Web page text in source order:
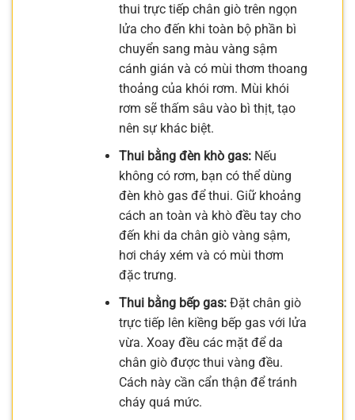
thui trực tiếp chân giò trên ngọn
lửa cho đến khi toàn bộ phần bì
chuyển sang màu vàng sậm
cánh gián và có mùi thơm thoang
thoảng của khói rơm. Mùi khói
rơm sẽ thấm sâu vào bì thịt, tạo
nên sự khác biệt.
Thui bằng đèn khò gas:Nếu
không có rơm, bạn có thể dùng
đèn khò gas để thui. Giữ khoảng
cách an toàn và khò đều tay cho
đến khi da chân giò vàng sậm,
hơi cháy xém và có mùi thơm
đặc trưng.
Thui bằng bếp gas:Đặt chân giò
trực tiếp lên kiềng bếp gas với lửa
vừa. Xoay đều các mặt để da
chân giò được thui vàng đều.
Cách này cần cẩn thận để tránh
cháy quá mức.